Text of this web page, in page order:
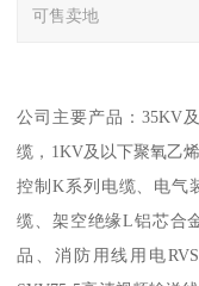
可售卖地
公司主要产品：35KV
缆，1KV及以下聚氧乙
控制K系列电缆、电气
缆、架空绝缘L铝芯合
品、消防用线用电